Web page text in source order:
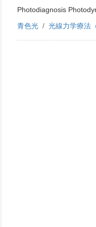
Photodiagnosis
青色光
光線力学療法